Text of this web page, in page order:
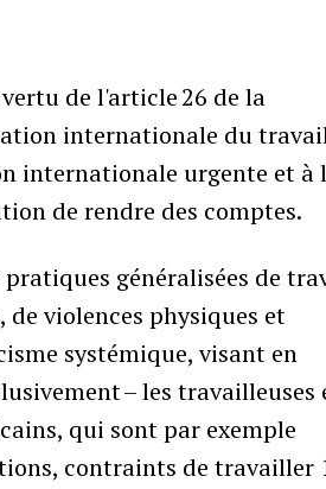
vertu de l'article 26 de la
internationale du
internationale urgente et à
de rendre des comptes.
généralisées de
de violences physiques et
systémique, visant en
– les travailleuses
qui sont par exemple
contraints de travailler